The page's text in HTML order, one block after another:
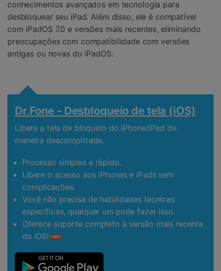
conhecimentos avançados em tecnologia para
desbloquear seu iPad. Além disso, ele é compatível
com iPadOS 7.0 e versões mais recentes, eliminando
preocupações com compatibilidade com versões
antigas ou novas do iPadOS.
Dr.Fone - Desbloqueio de tela (iOS)
Libere a tela de bloqueio do iPhone/iPad de
maneira descomplicada.
Processo simples e rápido.
Libere o acesso aos iPhones e iPads sem
complicações.
Você não precisa de habilidades técnicas
específicas, qualquer um pode fazer isso.
Oferece suporte completo à versão mais recente
do iOS!